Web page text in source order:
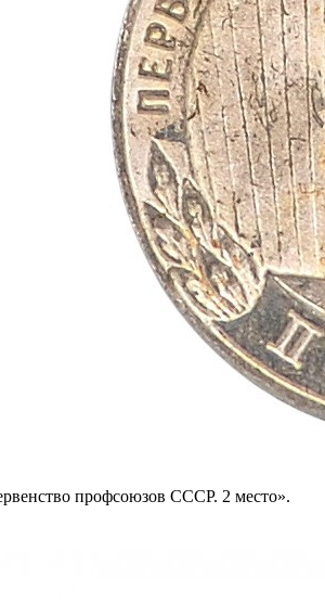
профсоюзов СССР. 2 место».